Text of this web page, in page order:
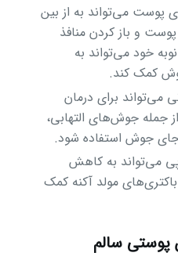
پوست می‌تواند به از بین
و باز کردن منافذ
خود می‌تواند به
کمک کند.
می‌تواند برای درمان
جمله جوش‌های التهابی،
جوش استفاده شود.
می‌تواند به کاهش
باکتری‌های مولد آکنه کمک
پوستی سالم